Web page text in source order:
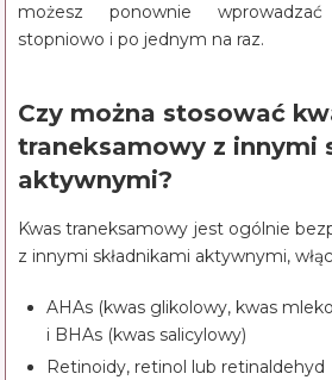
możesz ponownie
stopniowo i po jednym na raz.
Czy można stosować
traneksamowy z innymi
aktywnymi?
Kwas traneksamowy jest ogólnie
z innymi składnikami aktywnymi,
AHAs (kwas glikolowy, kwas
i BHAs (kwas salicylowy)
Retinoidy, retinol lub retinaldehyd